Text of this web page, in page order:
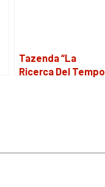
Tazenda “La
Ricerca Del Tempo